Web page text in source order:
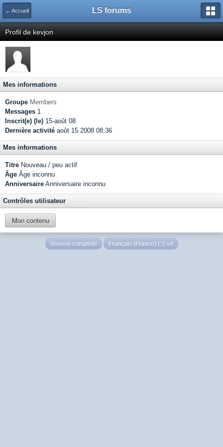
← Accueil LS forums
Profil de kevjon
Mes informations
Groupe Members
Messages 1
Inscrit(e) (le) 15-août 08
Dernière activité août 15 2008 08:36
Mes informations
Titre Nouveau / peu actif
Âge Âge inconnu
Anniversaire Anniversaire inconnu
Contrôles utilisateur
Mon contenu
Version complète Français (France) LS v4